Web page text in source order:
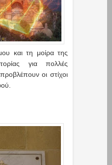
και τη μοίρα της
για πολλές
οι στίχοι